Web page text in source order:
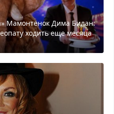
Мамонтенок Дима Билан:
ходить еще месяца